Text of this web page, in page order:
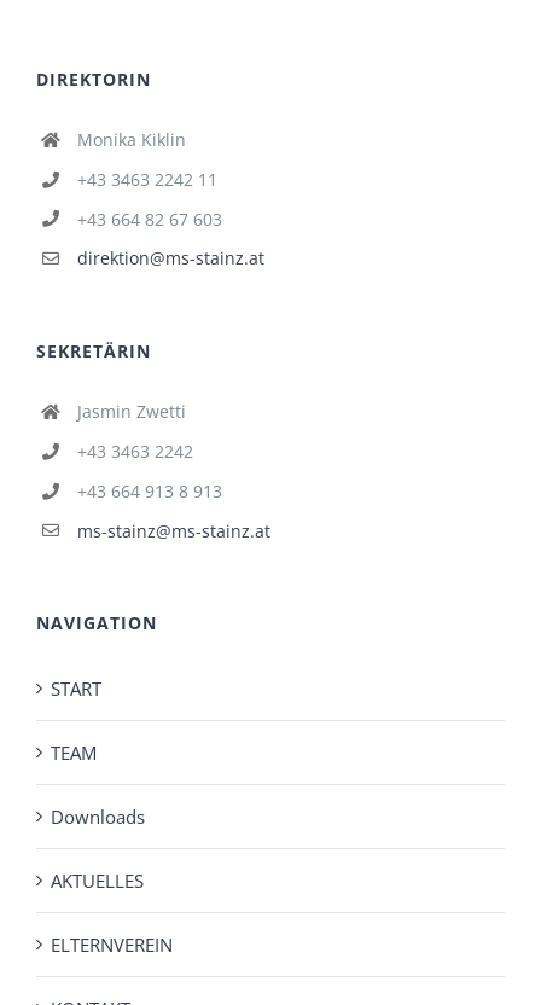
DIREKTORIN
Monika Kiklin
+43 3463 2242 11
+43 664 82 67 603
direktion@ms-stainz.at
SEKRETÄRIN
Jasmin Zwetti
+43 3463 2242
+43 664 913 8 913
ms-stainz@ms-stainz.at
NAVIGATION
START
TEAM
Downloads
AKTUELLES
ELTERNVEREIN